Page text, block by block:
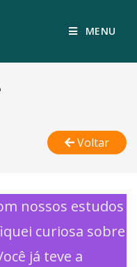
MENU
Voltar
nossos estudos
curiosa sobre
já teve a